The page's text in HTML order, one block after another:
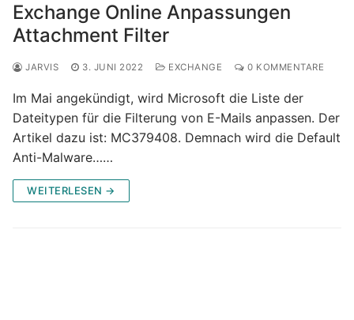
Exchange Online Anpassungen
Attachment Filter
JARVIS 3. JUNI 2022 EXCHANGE 0 KOMMENTARE
Im Mai angekündigt, wird Microsoft die Liste der
Dateitypen für die Filterung von E-Mails anpassen. Der
Artikel dazu ist: MC379408. Demnach wird die Default
Anti-Malware……
WEITERLESEN →